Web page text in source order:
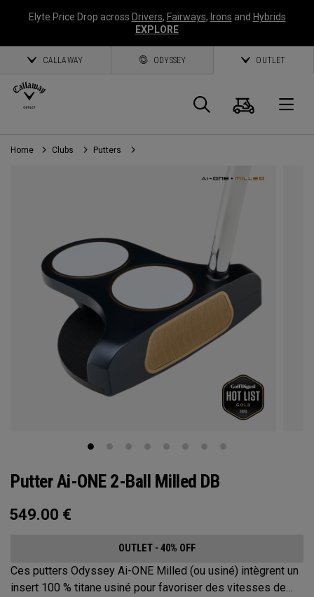
Elyte Price Drop across Drivers, Fairways, Irons and Hybrids
EXPLORE
CALLAWAY ODYSSEY OUTLET
Panier
Home Clubs Putters
Putter Ai-ONE 2-Ball Milled DB
549.00 €
OUTLET - 40% OFF
Ces putters Odyssey Ai-ONE Milled (ou usiné) intègrent un
insert 100 % titane usiné pour favoriser des vitesses de